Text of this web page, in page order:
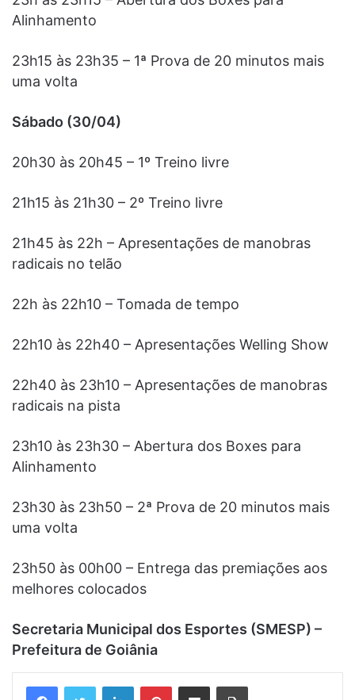
Alinhamento
23h15 às 23h35 – 1ª Prova de 20 minutos mais
uma volta
Sábado (30/04)
20h30 às 20h45 – 1º Treino livre
21h15 às 21h30 – 2º Treino livre
21h45 às 22h – Apresentações de manobras
radicais no telão
22h às 22h10 – Tomada de tempo
22h10 às 22h40 – Apresentações Welling Show
22h40 às 23h10 – Apresentações de manobras
radicais na pista
23h10 às 23h30 – Abertura dos Boxes para
Alinhamento
23h30 às 23h50 – 2ª Prova de 20 minutos mais
uma volta
23h50 às 00h00 – Entrega das premiações aos
melhores colocados
Secretaria Municipal dos Esportes (SMESP) –
Prefeitura de Goiânia
LinkedinPinterestCompartilhar via e-mail Imprimir